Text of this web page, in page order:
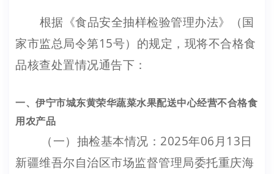
根据《食品安全抽样检验管理办法》（国
家市监总局令第15号）的规定，现将不合格食
品核查处置情况通告下：
一、伊宁市城东黄荣华蔬菜水果配送中心经营不合格食
用农产品
（一）抽检基本情况：2025年06月13日
新疆维吾尔自治区市场监督管理局委托重庆海